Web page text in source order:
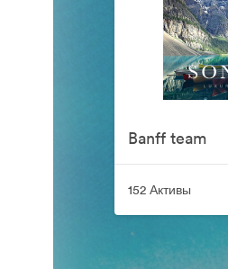
Banff team
152 Активы